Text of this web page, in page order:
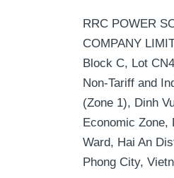
RRC POWER
COMPANY
Block C, Lot
Non-Tariff and
(Zone 1), Dinh
Economic Zone,
Ward, Hai An
Phong City,